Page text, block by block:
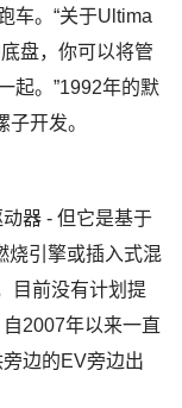
车。“关于Ultima
盘，你可以将管
起。”1992年的默
开发。
器 - 但它是基于
烧引擎或插入式混
目前没有计划提
2007年以来一直
边的EV旁边出